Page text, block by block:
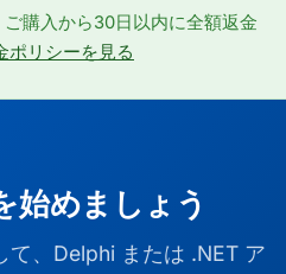
購入から30日以内に全額返金
ポリシーを見る
始めましょう
て、Delphi または .NET ア